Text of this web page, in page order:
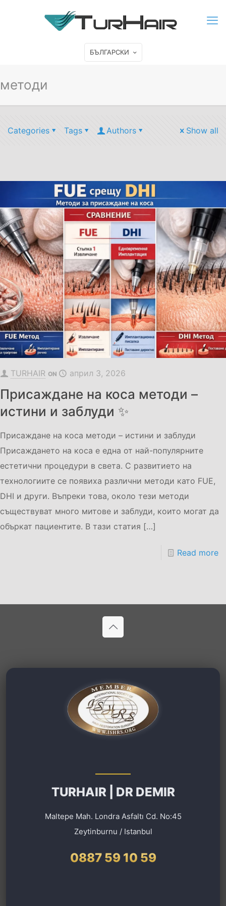
БЪЛГАРСКИ
методи
Categories Tags Authors Show all
TURHAIR ON април 3, 2026
Присаждане на коса методи –
истини и заблуди ✨
Присаждане на коса методи – истини и заблуди
Присаждането на коса е една от най-популярните
естетични процедури в света. С развитието на
технологиите се появиха различни методи като FUE,
DHI и други. Въпреки това, около тези методи
съществуват много митове и заблуди, които могат да
объркат пациентите. В тази статия […]
Read more
TURHAIR | DR DEMIR
Maltepe Mah. Londra Asfaltı Cd. No:45
Zeytinburnu / Istanbul
0887 59 10 59